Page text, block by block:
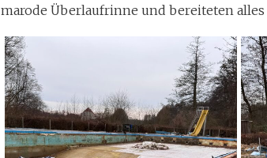
marode Überlaufrinne und bereiteten